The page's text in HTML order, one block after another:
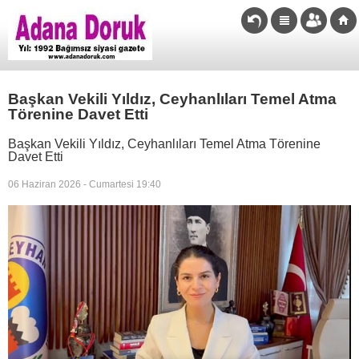
Başkan Vekili Yıldız, Ceyhanlıları Temel Atma
Törenine Davet Etti
Başkan Vekili Yıldız, Ceyhanlıları Temel Atma Törenine
Davet Etti
06 Haziran 2026 - Cumartesi 19:40